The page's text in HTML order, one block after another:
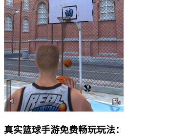
真实篮球手游免费畅玩玩法：